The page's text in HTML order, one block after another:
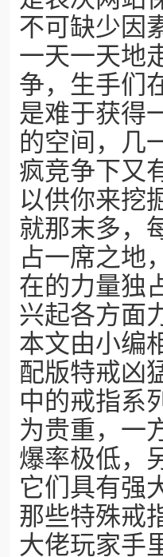
不可缺少因
一天一天地
争，生手们
是难于获得
的空间，几
疯竞争下又
以供你来挖
就那末多，
占一席之地
在的力量独
兴起各方面
本文由小编
配版特戒凶
中的戒指系
为贵重，一
爆率极低，
它们具有强
那些特殊戒
大佬玩家手